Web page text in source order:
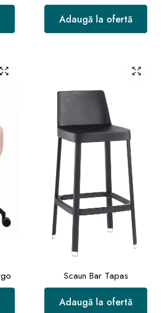
Adaugă la ofertă
Scaun Bar Tapas
Adaugă la ofertă